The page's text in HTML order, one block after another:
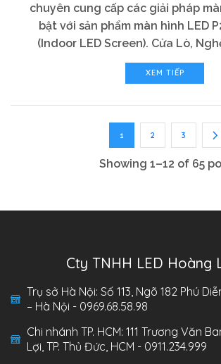
chuyên cung cấp các giải pháp
bật với sản phẩm màn hình LED
(Indoor LED Screen). Cửa Lò,
XEM TIẾP
Showing 1–12 of 65
1 2 3
Cty TNHH LED Hoàng
Trụ sở Hà Nội: Số 113, Ngõ 182 Phú
– Hà Nội - 0969.68.58.98
Chi nhánh TP. HCM: 111 Trương Văn
Lợi, TP. Thủ Đức, HCM - 0911.234.999